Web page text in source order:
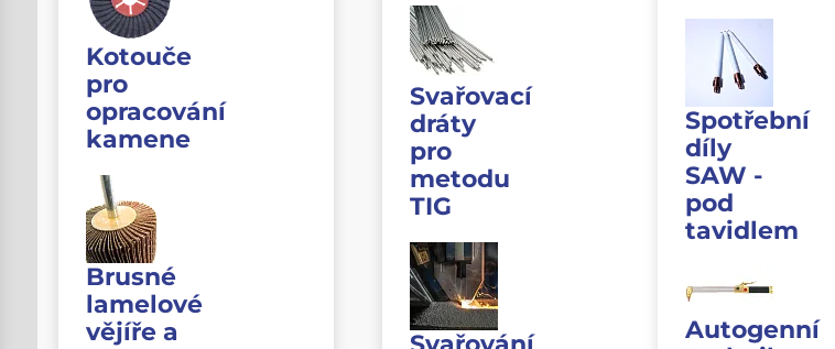
Kotouče
pro
opracování
kamene
Brusné
lamelové
vějíře a
Svařovací
dráty
pro
metodu
TIG
Spotřební
díly
SAW -
pod
tavidlem
Autogenní